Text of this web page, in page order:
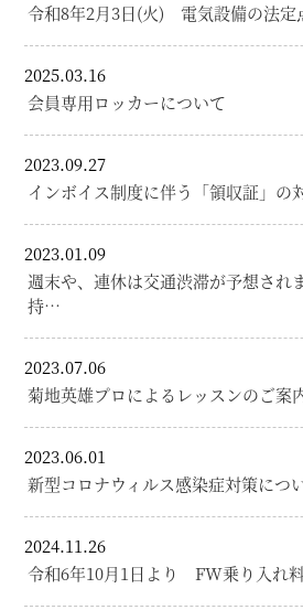
令和8年2月3日(火) 電気設備の法
2025.03.16
会員専用ロッカーについて
2023.09.27
インボイス制度に伴う「領収証」の
2023.01.09
週末や、連休は交通渋滞が予想され
持…
2023.07.06
菊地英雄プロによるレッスンのご案
2023.06.01
新型コロナウィルス感染症対策につ
2024.11.26
令和6年10月1日より FW乗り入れ